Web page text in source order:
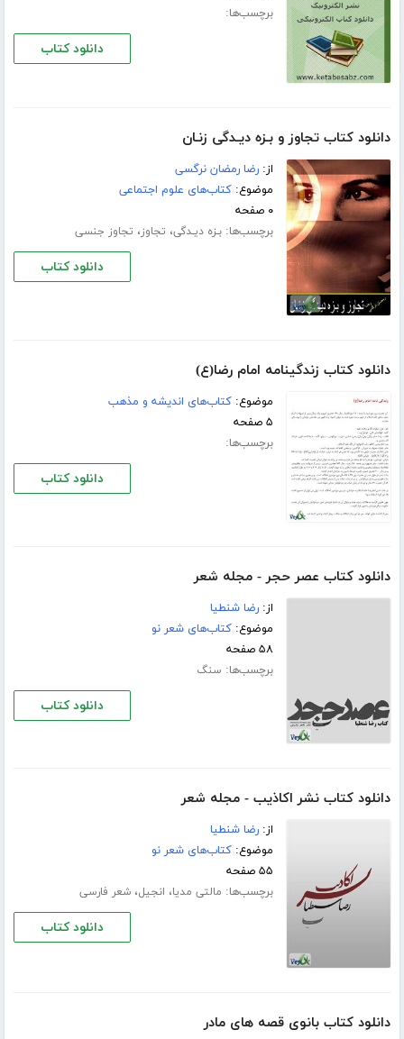
برچسب‌ها:
دانلود کتاب
دانلود کتاب تجاوز و بـزه دیـدگی زنـان
از:رضا رمضان نرگسی
موضوع:کتاب‌های علوم اجتماعی
۰ صفحه
برچسب‌ها:بـزه دیـدگی، تجاوز، تجاوز جنسی
دانلود کتاب
دانلود کتاب زندگینامه امام رضا(ع)
موضوع:کتاب‌های اندیشه و مذهب
۵ صفحه
برچسب‌ها:
دانلود کتاب
دانلود کتاب عصر حجر - مجله شعر
از:رضا شنطیا
موضوع:کتاب‌های شعر نو
۵۸ صفحه
برچسب‌ها: سنگ
دانلود کتاب
دانلود کتاب نشر اکاذیب - مجله شعر
از:رضا شنطیا
موضوع:کتاب‌های شعر نو
۵۵ صفحه
برچسب‌ها: مالتی مدیا، انجیل،شعر فارسی
دانلود کتاب
دانلود کتاب بانوی قصه های مادر